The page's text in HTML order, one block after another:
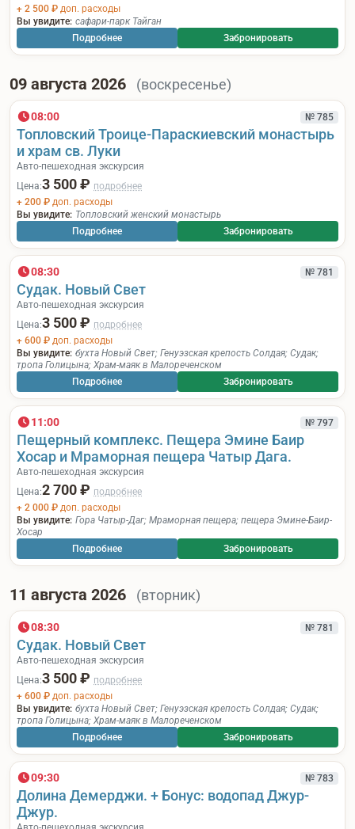
+ 2 500 ₽ доп. расходы
Вы увидите: сафари-парк Тайган
Подробнее
Забронировать
09 августа 2026 (воскресенье)
08:00 № 785
Топловский Троице-Параскиевский монастырь
и храм св. Луки
Авто-пешеходная экскурсия
Цена:3 500 ₽ подробнее
+ 200 ₽ доп. расходы
Вы увидите: Топловский женский монастырь
Подробнее
Забронировать
08:30 № 781
Судак. Новый Свет
Авто-пешеходная экскурсия
Цена:3 500 ₽ подробнее
+ 600 ₽ доп. расходы
Вы увидите: бухта Новый Свет; Генуэзская крепость Солдая; Судак;
тропа Голицына; Храм-маяк в Малореченском
Подробнее
Забронировать
11:00 № 797
Пещерный комплекс. Пещера Эмине Баир
Хосар и Мраморная пещера Чатыр Дага.
Авто-пешеходная экскурсия
Цена:2 700 ₽ подробнее
+ 2 000 ₽ доп. расходы
Вы увидите: Гора Чатыр-Даг; Мраморная пещера; пещера Эмине-Баир-
Хосар
Подробнее
Забронировать
11 августа 2026 (вторник)
08:30 № 781
Судак. Новый Свет
Авто-пешеходная экскурсия
Цена:3 500 ₽ подробнее
+ 600 ₽ доп. расходы
Вы увидите: бухта Новый Свет; Генуэзская крепость Солдая; Судак;
тропа Голицына; Храм-маяк в Малореченском
Подробнее
Забронировать
09:30 № 783
Долина Демерджи. + Бонус: водопад Джур-
Джур.